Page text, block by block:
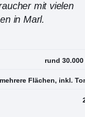
mit vielen
in Marl.
rund
mehrere Flächen, inkl.